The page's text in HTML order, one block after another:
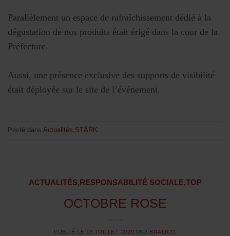
Parallèlement un espace de rafraîchissement dédié à la
dégustation de nos produits était érigé dans la cour de la
Préfecture.
Aussi, une présence exclusive des supports de visibilité
était déployée sur le site de l’événement.
Posté dans Actualités, STÄRK
ACTUALITÉS,RESPONSABILITÉ SOCIALE,TOP
OCTOBRE ROSE
PUBLIÉ LE 13 JUILLET 2020 PAR BRALICO